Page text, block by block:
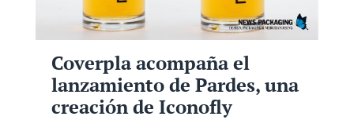
Coverpla acompaña el
lanzamiento de Pardes, una
creación de Iconofly